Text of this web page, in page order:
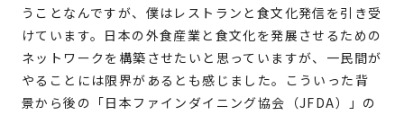
うことなんですが、僕はレストランと食文化発信を引き受
けています。日本の外食産業と食文化を発展させるための
ネットワークを構築させたいと思っていますが、一民間が
やることには限界があるとも感じました。こういった背
景から後の「日本ファインダイニング協会（JFDA）」の